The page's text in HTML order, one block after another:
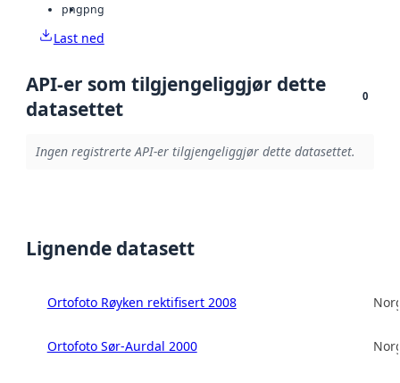
pngpng
Last ned
API-er som tilgjengeliggjør dette
datasettet
0
Ingen registrerte API-er tilgjengeliggjør dette datasettet.
Lignende datasett
Ortofoto Røyken rektifisert 2008
Ortofoto Sør-Aurdal 2000